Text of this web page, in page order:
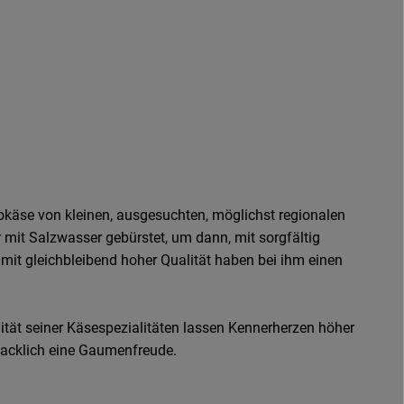
von kleinen, ausgesuchten, möglichst regionalen
Salzwasser gebürstet, um dann, mit sorgfältig
gleichbleibend hoher Qualität haben bei ihm einen
seiner Käsespezialitäten lassen Kennerherzen höher
eine Gaumenfreude.